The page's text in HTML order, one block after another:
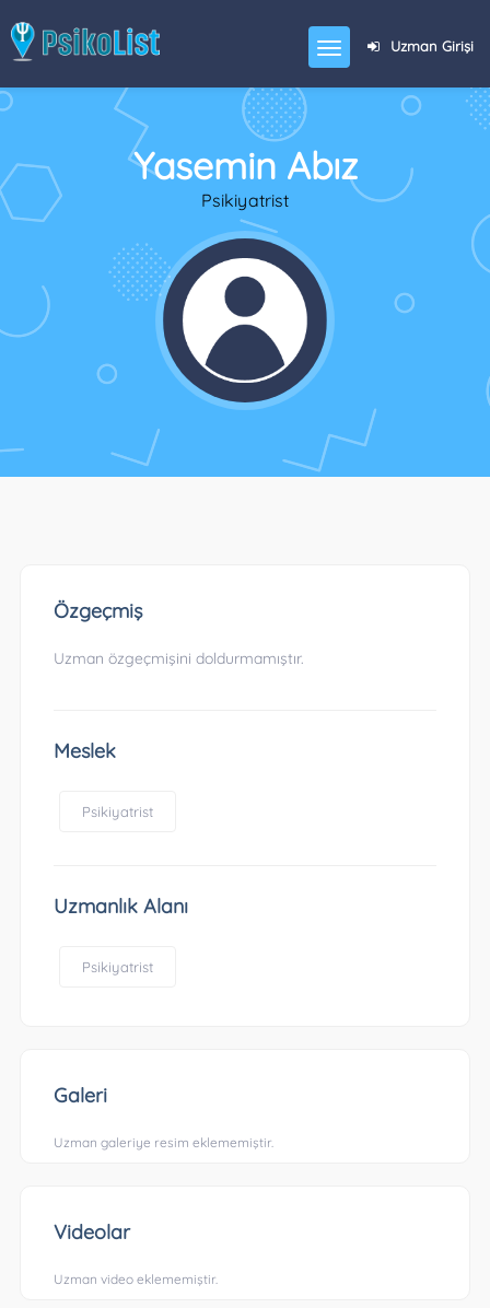
Uzman Girişi
Yasemin Abız
Psikiyatrist
Özgeçmiş
Uzman özgeçmişini doldurmamıştır.
Meslek
Psikiyatrist
Uzmanlık Alanı
Psikiyatrist
Galeri
Uzman galeriye resim eklememiştir.
Videolar
Uzman video eklememiştir.